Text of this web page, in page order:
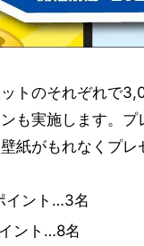
トのそれぞれで
も実施します。プ
紙がもれなくプレ
イント…3名
ント…8名